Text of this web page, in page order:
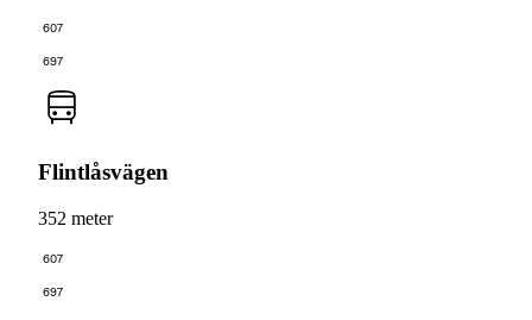
607
697
Flintlåsvägen
352 meter
607
697